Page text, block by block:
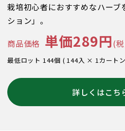
栽培初心者におすすめなハーブ
ション」。
商品価格 単価289円(
最低ロット 144個 ( 144入 × 1カート
詳しくはこ